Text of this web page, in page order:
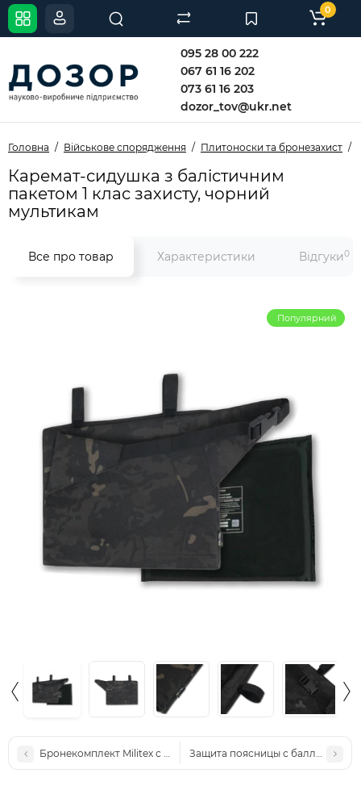
095 28 00 222
067 61 16 202
073 61 16 203
dozor_tov@ukr.net
0
Головна Військове спорядження Плитоноски та бронезахист
Каремат-сидушка з балістичним
пакетом 1 клас захисту, чорний
мультикам
Все про товар Характеристики Відгуки0
Популярний
Бронекомплект Militex с баллистической защитой 1 класс
Защита поясницы с